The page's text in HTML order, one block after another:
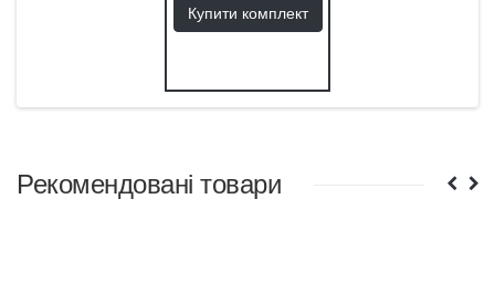
Купити комплект
Рекомендовані товари